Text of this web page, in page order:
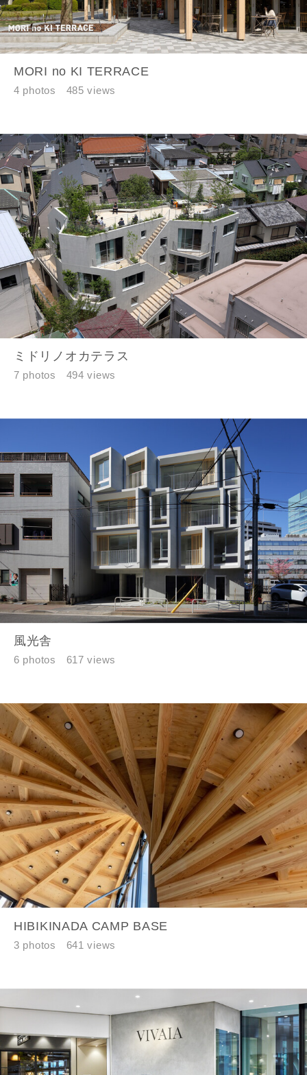
MORI no KI TERRACE
4 photos 485 views
ミドリノオカテラス
7 photos 494 views
風光舎
6 photos 617 views
HIBIKINADA CAMP BASE
3 photos 641 views
建築予定地
希望の予算
万円〜 万円
完成希望時期
資料請求にあたっての注意事項
当社は，当社のプライバシーポリシー
に則って，いただい
た情報を利用します。
当社はお客様からいただいた個人情報を，お客様が指定され
た専門家へ提供すること、または当社サービスのご案内のた
めに利用します。
当社は、本サービス又は利用契約に関し，お客様に発生した
損害について、債務不履行責任、不法行為責任、その他の法
律上の請求原因の如何を問わず賠償の責任を負わないものと
します。
の間で生じた紛争等について一切責任を負わないものとしま
す。
入力内容を送信する
キャンセル
専門家の都合により、資料の送付が遅くなったり、送付
できない場合があります。あらかじめご了承ください。
閉じる
閉じる
閉じる